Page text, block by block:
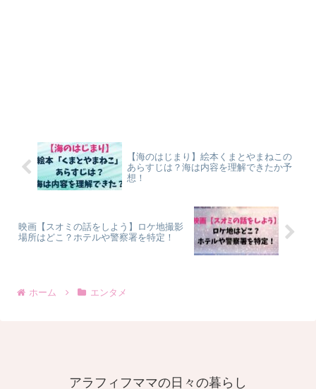
【海のはじまり】絵本くまとやまねこの
あらすじは？海は内容を理解できたか予
想！
映画【スオミの話をしよう】ロケ地撮影
場所はどこ？ホテルや警察署を特定！
ホーム エンタメ
アラフィフママの日々の暮らし